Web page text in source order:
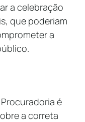
a celebração
que poderiam
a
é
a correta